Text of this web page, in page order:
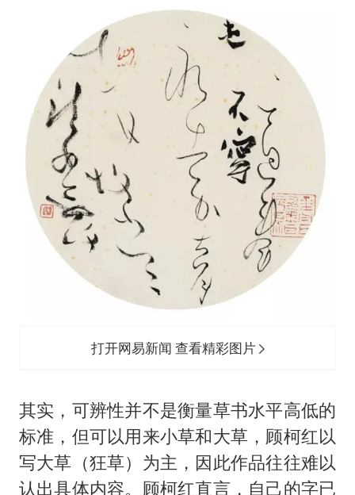
打开网易新闻 查看精彩图片
其实，可辨性并不是衡量草书水平高低的
标准，但可以用来小草和大草，顾柯红以
写大草（狂草）为主，因此作品往往难以
认出具体内容。顾柯红直言，自己的字已